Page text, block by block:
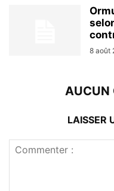
8 août
AUCUN
LAISSER